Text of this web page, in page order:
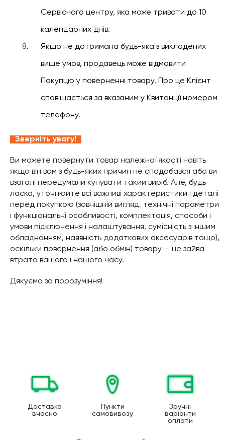
Сервісного центру, яка може тривати до 10
календарних днів.
Якщо не дотримана будь-яка з викладених
вище умов, продавець може відмовити
Покупцю у поверненні товару. Про це Клієнт
сповіщається за вказаним у Квитанції номером
телефону.
Зверніть увагу!
Ви можете повернути товар належної якості навіть
якщо він вам з будь-яких причин не сподобався або ви
взагалі передумали купувати такий виріб. Але, будь
ласка, уточнюйте всі важливі характеристики і деталі
перед покупкою (зовнішній вигляд, технічні параметри
і функціональні особливості, комплектація, способи і
умови підключення і налаштування, сумісність з іншим
обладнанням, наявність додаткових аксесуарів тощо),
оскільки повернення (або обмін) товару — це зайва
втрата вашого і нашого часу.
Дякуємо за порозуміння!
Доставка
вчасно
Пункти
самовивозу
Зручні
варіанти
оплати